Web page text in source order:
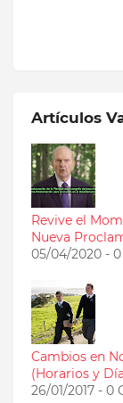
Artículos
Revive el
Nueva
05/04/2020 -
Cambios en
(Horarios y
26/01/2017 - 0